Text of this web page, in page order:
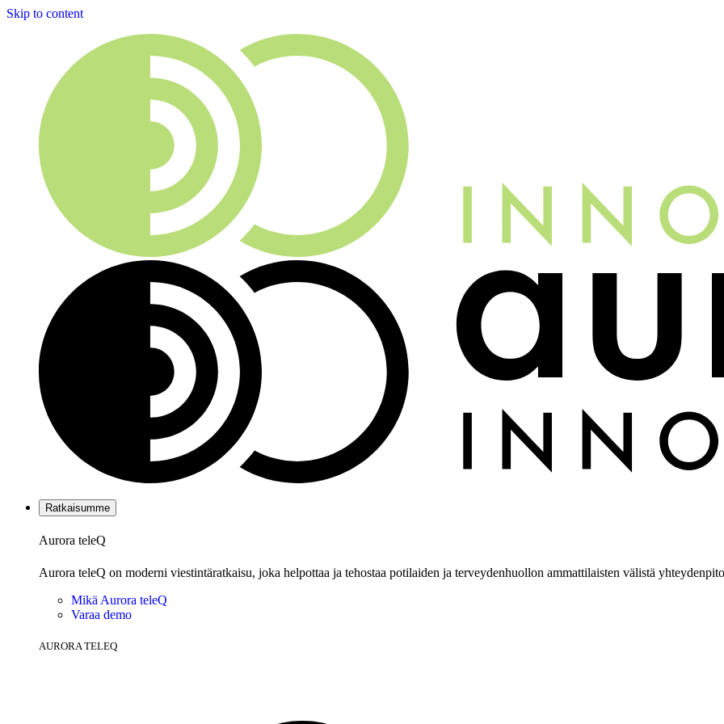
Skip to content
Ratkaisumme
Aurora teleQ
Aurora teleQ on moderni viestintäratkaisu, joka helpottaa ja tehostaa potilaiden ja terveydenhuollon ammattilaisten välistä
Mikä Aurora teleQ
Varaa demo
AURORA TELEQ